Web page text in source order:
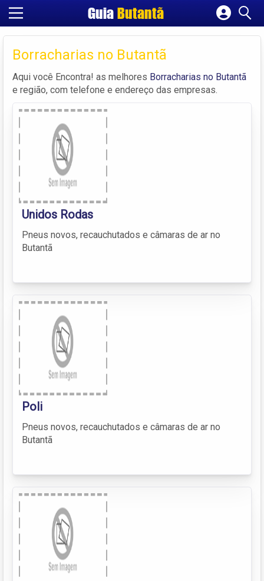
GuiaButantã
Cadastrar empresa
Fazer login
Criar conta
Borracharias no Butantã
Aqui você Encontra! as melhores Borracharias no Butantã
e região, com telefone e endereço das empresas.
Unidos Rodas
Pneus novos, recauchutados e câmaras de ar no
Butantã
Poli
Pneus novos, recauchutados e câmaras de ar no
Butantã